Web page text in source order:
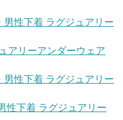
男性下着 ラグジュアリー
アリーアンダーウェア
男性下着 ラグジュアリー
性下着 ラグジュアリー